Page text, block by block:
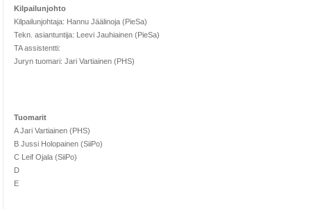
Kilpailunjohto
Kilpailunjohtaja: Hannu Jäälinoja (PieSa)
Tekn. asiantuntija: Leevi Jauhiainen (PieSa)
TA assistentti:
Juryn tuomari: Jari Vartiainen (PHS)
Tuomarit
A Jari Vartiainen (PHS)
B Jussi Holopainen (SiiPo)
C Leif Ojala (SiiPo)
D
E